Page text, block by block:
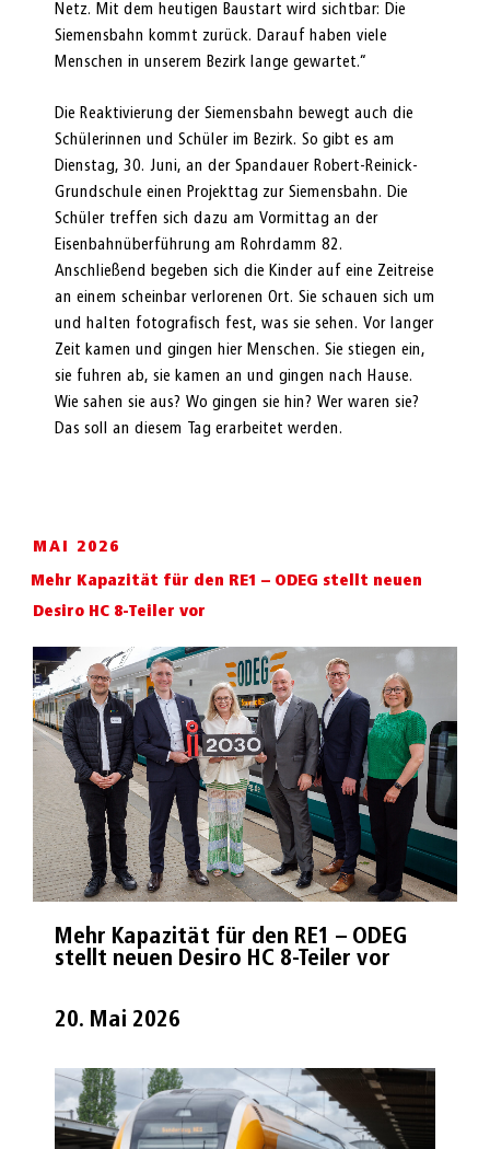
Netz. Mit dem heutigen Baustart wird sichtbar: Die
Siemensbahn kommt zurück. Darauf haben viele
Menschen in unserem Bezirk lange gewartet.“
Die Reaktivierung der Siemensbahn bewegt auch die
Schülerinnen und Schüler im Bezirk. So gibt es am
Dienstag, 30. Juni, an der Spandauer Robert-Reinick-
Grundschule einen Projekttag zur Siemensbahn. Die
Schüler treffen sich dazu am Vormittag an der
Eisenbahnüberführung am Rohrdamm 82.
Anschließend begeben sich die Kinder auf eine Zeitreise
an einem scheinbar verlorenen Ort. Sie schauen sich um
und halten fotografisch fest, was sie sehen. Vor langer
Zeit kamen und gingen hier Menschen. Sie stiegen ein,
sie fuhren ab, sie kamen an und gingen nach Hause.
Wie sahen sie aus? Wo gingen sie hin? Wer waren sie?
Das soll an diesem Tag erarbeitet werden.
MAI 2026
Mehr Kapazität für den RE1 – ODEG stellt neuen
Desiro HC 8-Teiler vor
Mehr Kapazität für den RE1 – ODEG
stellt neuen Desiro HC 8-Teiler vor
20. Mai 2026